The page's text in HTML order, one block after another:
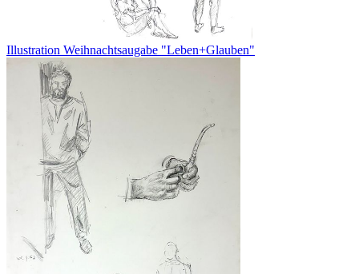
Illustration Weihnachtsaugabe "Leben+Glauben"